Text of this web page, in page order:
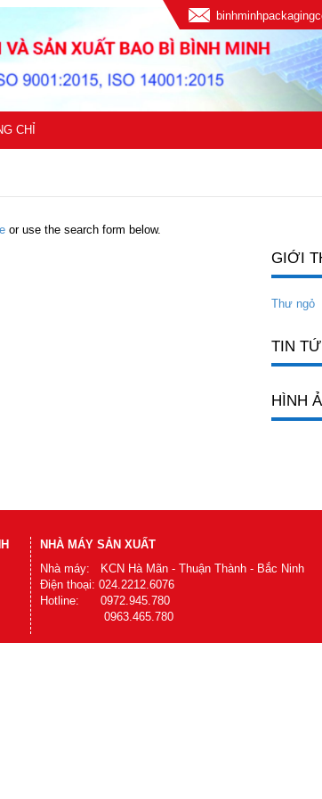
CHỈ
or use the search form below.
GIỚI
Thư ngỏ
TIN
HÌNH
NHÀ MÁY SẢN XUẤT
Nhà máy: KCN Hà Mãn - Thuận Thành - Bắc Ninh
Điện thoại: 024.2212.6076
Hotline: 0972.945.780
0963.465.780